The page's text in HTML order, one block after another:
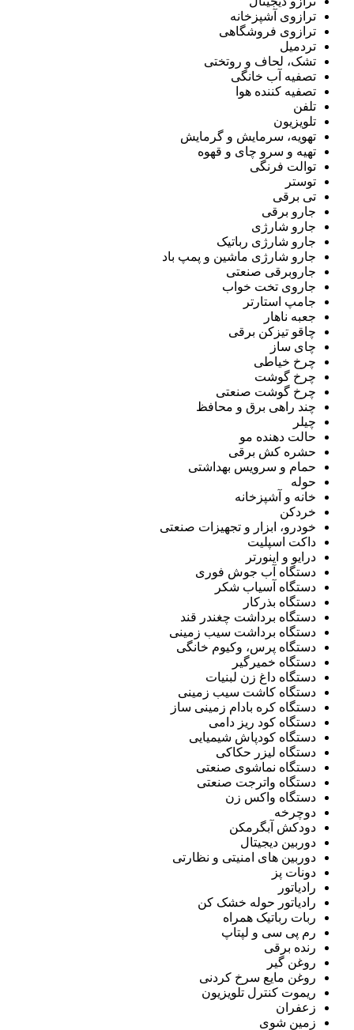
ترازوی آشپزخانه
ترازوی فروشگاهی
تردمیل
تشک، لحاف و روتختی
تصفیه آب خانگی
تصفیه کننده هوا
تلفن
تلویزیون
تهویه، سرمایش و گرمایش
تهیه و سرو چای و قهوه
توالت فرنگی
توستر
تی برقی
جارو برقی
جارو شارژی
جارو شارژی رباتیک
جارو شارژی ماشین و پمپ باد
جاروبرقی صنعتی
جاروی تخت خواب
جامپ استارتر
جعبه ناهار
چاقو تیزکن برقی
چای ساز
چرخ خیاطی
چرخ گوشت
چرخ گوشت صنعتی
چند راهی برق و محافظ
چیلر
حالت دهنده مو
حشره کش برقی
حمام و سرویس بهداشتی
حوله
خانه و آشپزخانه
خردکن
خودرو، ابزار و تجهیزات صنعتی
داکت اسپلیت
درایو و اینورتر
دستگاه آب جوش فوری
دستگاه آسیاب شکر
دستگاه بذرکار
دستگاه برداشت چغندر قند
دستگاه برداشت سیب زمینی
دستگاه پرس، وکیوم خانگی
دستگاه خمیرگیر
دستگاه داغ زن لبنیات
دستگاه کاشت سیب زمینی
دستگاه کره بادام زمینی ساز
دستگاه کود ریز دامی
دستگاه کودپاش شیمیایی
دستگاه لیزر حکاکی
دستگاه نماشوی صنعتی
دستگاه واترجت صنعتی
دستگاه واکس زن
دوچرخه
دودکش آبگرمکن
دوربین دیجیتال
دوربین های امنیتی و نظارتی
دونات پز
رادیاتور
رادیاتور حوله خشک کن
ربات رباتیک همراه
رم پی سی و لپتاپ
رنده برقی
روغن گیر
روغن مایع سرخ کردنی
ریموت کنترل تلویزیون
زعفران
زمین شوی